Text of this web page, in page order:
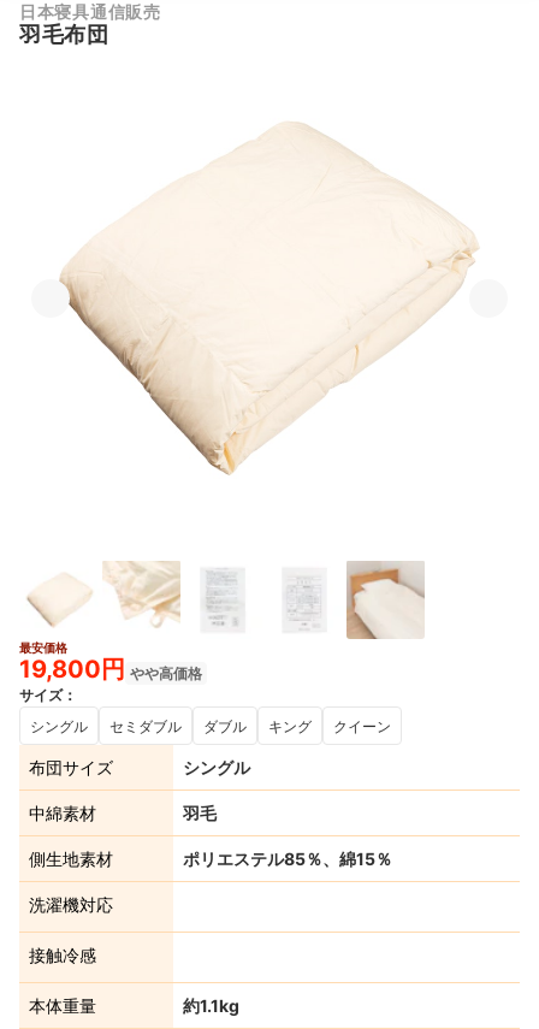
日本寝具通信販売
羽毛布団
最安価格
19,800円 やや高価格
サイズ：
シングル
セミダブル ダブル キング クイーン
布団サイズ シングル
中綿素材 羽毛
側生地素材 ポリエステル85％、綿15％
洗濯機対応
接触冷感
本体重量 約1.1kg